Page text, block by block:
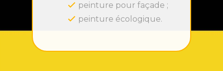
peinture pour façade ;
peinture écologique.